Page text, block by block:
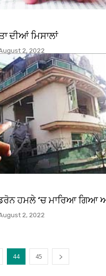
ਦੀਆਂ ਮਿਸਾਲਾਂ
2, 2022
ਹਮਲੇ ‘ਚ ਮਾਰਿਆ ਗਿਆ
2, 2022
44 45